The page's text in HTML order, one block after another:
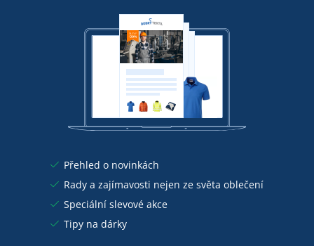
Přehled o novinkách
Rady a zajímavosti nejen ze světa oblečení
Speciální slevové akce
Tipy na dárky